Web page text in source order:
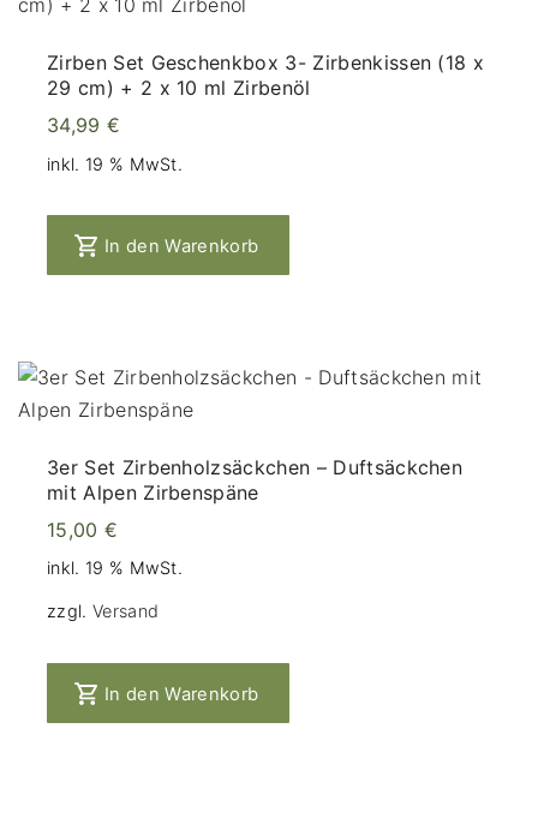
Zirben Set Geschenkbox 3- Zirbenkissen (18 x
29 cm) + 2 x 10 ml Zirbenöl
34,99 €
inkl. 19 % MwSt.
In den Warenkorb
3er Set Zirbenholzsäckchen – Duftsäckchen
mit Alpen Zirbenspäne
15,00 €
inkl. 19 % MwSt.
zzgl. Versand
In den Warenkorb